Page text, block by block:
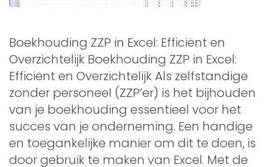
Boekhouding ZZP in Excel: Efficiënt en
Overzichtelijk Boekhouding ZZP in Excel:
Efficiënt en Overzichtelijk Als zelfstandige
zonder personeel (ZZP’er) is het bijhouden
van je boekhouding essentieel voor het
succes van je onderneming. Een handige
en toegankelijke manier om dit te doen, is
door gebruik te maken van Excel. Met de